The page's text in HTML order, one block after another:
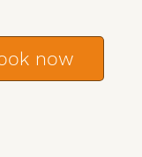
now